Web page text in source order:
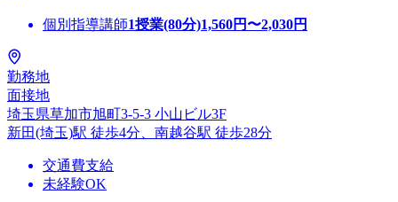
個別指導講師1授業(80分)1,560円〜2,030円
勤務地
面接地
埼玉県草加市旭町3-5-3 小山ビル3F
新田(埼玉)駅 徒歩4分、南越谷駅 徒歩28分
交通費支給
未経験OK